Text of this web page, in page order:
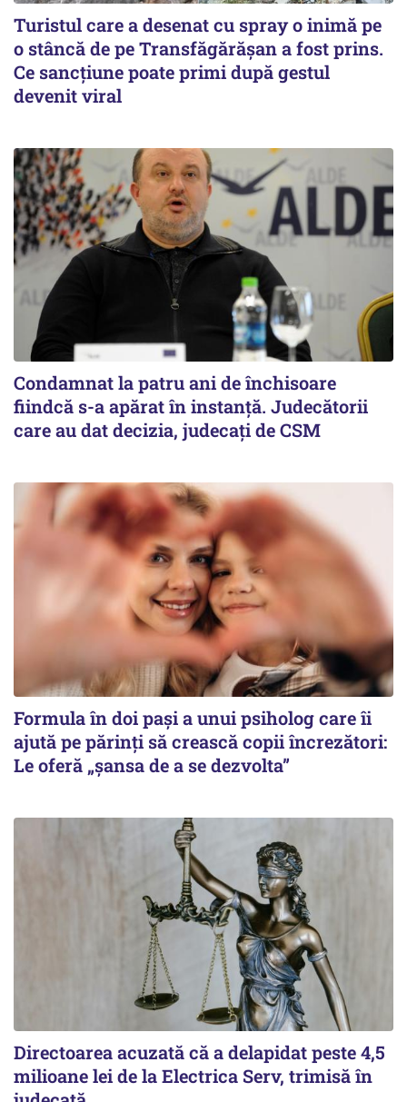
Turistul care a desenat cu spray o inimă pe
o stâncă de pe Transfăgărășan a fost prins.
Ce sancțiune poate primi după gestul
devenit viral
Condamnat la patru ani de închisoare
fiindcă s-a apărat în instanță. Judecătorii
care au dat decizia, judecați de CSM
Formula în doi pași a unui psiholog care îi
ajută pe părinți să crească copii încrezători:
Le oferă „șansa de a se dezvolta”
Directoarea acuzată că a delapidat peste 4,5
milioane lei de la Electrica Serv, trimisă în